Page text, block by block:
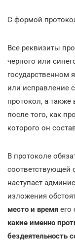
С формой
Все реквизиты
черного или
государственном
или исправление
протокол, а
после того, как
которого он
В протоколе
соответствующей
наступает
изложения
место и время его
какие именно
бездеятельность